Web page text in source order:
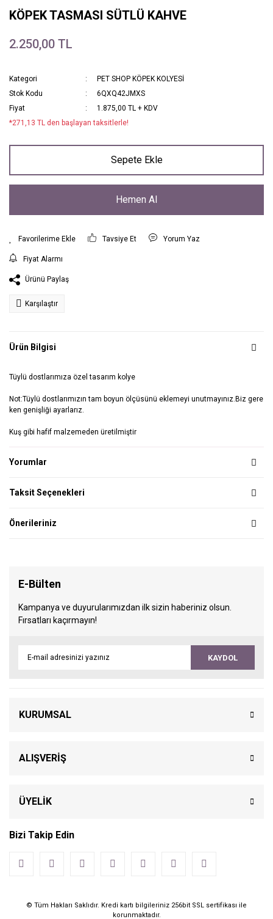
KÖPEK TASMASI SÜTLÜ KAHVE
2.250,00 TL
Kategori
PET SHOP KÖPEK KOLYESİ
Stok Kodu
6QXQ42JMXS
Fiyat
1.875,00 TL + KDV
*271,13 TL den başlayan taksitlerle!
Sepete Ekle
Hemen Al
Tavsiye Et Yorum Yaz
Fiyat Alarmı
Ürünü Paylaş
Karşılaştır
Ürün Bilgisi
Tüylü dostlarımıza özel tasarım kolye
Not:Tüylü dostlarımızın tam boyun ölçüsünü eklemeyi unutmayınız.Biz gere
ken genişliği ayarlarız.
Kuş gibi hafif malzemeden üretilmiştir
Yorumlar
Taksit Seçenekleri
Önerileriniz
E-Bülten
Kampanya ve duyurularımızdan ilk sizin haberiniz olsun.
Fırsatları kaçırmayın!
KAYDOL
KURUMSAL
ALIŞVERİŞ
ÜYELİK
Bizi Takip Edin
© Tüm Hakları Saklıdır. Kredi kartı bilgileriniz 256bit SSL sertifikası ile
korunmaktadır.